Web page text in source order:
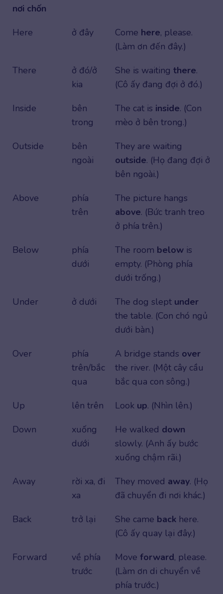
nơi chốn
Here ở đây Come here, please.
(Làm ơn đến đây.)
There
ở đó/ở
kia
She is waiting there.
(Cô ấy đang đợi ở đó.)
Inside
bên
trong
The cat is inside. (Con
mèo ở bên trong.)
Outside
bên
ngoài
They are waiting
outside. (Họ đang đợi ở
bên ngoài.)
Above
phía
trên
The picture hangs
above. (Bức tranh treo
ở phía trên.)
Below
phía
dưới
The room below is
empty. (Phòng phía
dưới trống.)
Under
ở dưới The dog slept under
the table. (Con chó ngủ
dưới bàn.)
Over
phía
trên/bắc
qua
A bridge stands over
the river. (Một cây cầu
bắc qua con sông.)
Up
lên trên Look up. (Nhìn lên.)
Down
xuống
dưới
He walked down
slowly. (Anh ấy bước
xuống chậm rãi.)
Away
rời xa, đi
xa
They moved away. (Họ
đã chuyển đi nơi khác.)
Back
trở lại She came back here.
(Cô ấy quay lại đây.)
Forward
về phía
trước
Move forward, please.
(Làm ơn di chuyển về
phía trước.)